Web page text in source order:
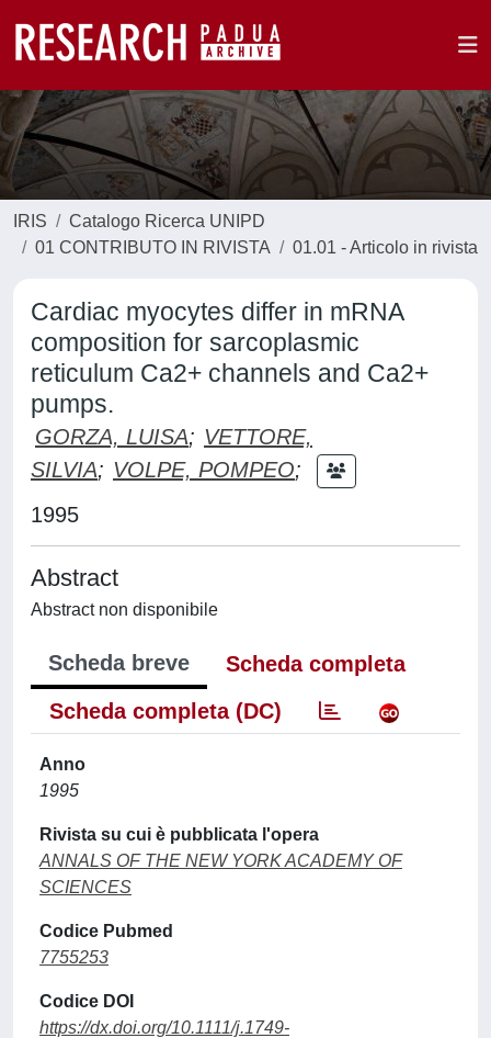
IRIS
Catalogo Ricerca UNIPD
01 CONTRIBUTO IN RIVISTA
01.01 - Articolo in rivista
Cardiac myocytes differ in mRNA
composition for sarcoplasmic
reticulum Ca2+ channels and Ca2+
pumps.
GORZA, LUISA; VETTORE,
SILVIA; VOLPE, POMPEO;
1995
Abstract
Abstract non disponibile
Scheda breve
Scheda completa
Scheda completa (DC)
Anno
1995
Rivista su cui è pubblicata l'opera
ANNALS OF THE NEW YORK ACADEMY OF
SCIENCES
Codice Pubmed
7755253
Codice DOI
https://dx.doi.org/10.1111/j.1749-